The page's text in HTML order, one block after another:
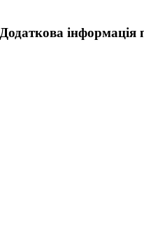
Додаткова інформація